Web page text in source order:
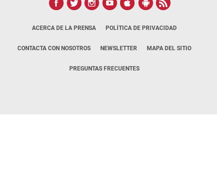
ACERCA DE LA PRENSA POLÍTICA DE PRIVACIDAD
CONTACTA CON NOSOTROS NEWSLETTER MAPA DEL SITIO
PREGUNTAS FRECUENTES